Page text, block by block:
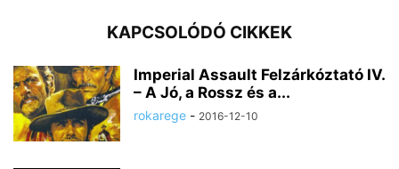
KAPCSOLÓDÓ CIKKEK
Imperial Assault Felzárkóztató IV.
– A Jó, a Rossz és a...
rokarege - 2016-12-10